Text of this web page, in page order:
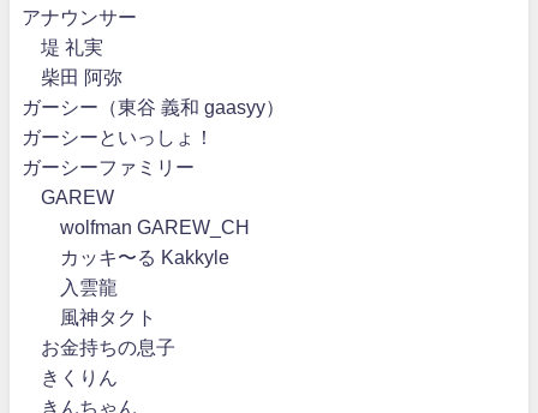
アナウンサー
堤 礼実
柴田 阿弥
ガーシー（東谷 義和 gaasyy）
ガーシーといっしょ！
ガーシーファミリー
GAREW
wolfman GAREW_CH
カッキ〜る Kakkyle
入雲龍
風神タクト
お金持ちの息子
きくりん
きんちゃん